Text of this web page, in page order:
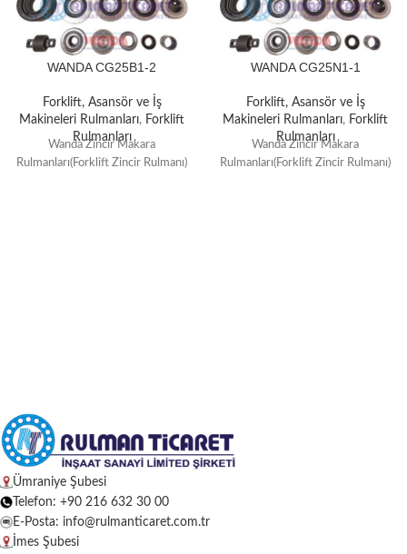
WANDA CG25B1-2
Forklift, Asansör ve İş
Makineleri Rulmanları, Forklift
Rulmanları
Wanda Zincir Makara
Rulmanları(Forklift Zincir Rulmanı)
WANDA CG25N1-1
Forklift, Asansör ve İş
Makineleri Rulmanları, Forklift
Rulmanları
Wanda Zincir Makara
Rulmanları(Forklift Zincir Rulmanı)
Ümraniye Şubesi
Telefon: +90 216 632 30 00
E-Posta: info@rulmanticaret.com.tr
İmes Şubesi